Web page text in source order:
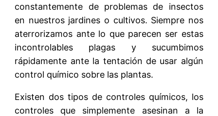
constantemente de problemas de insectos
en nuestros jardines o cultivos. Siempre nos
aterrorizamos ante lo que parecen ser estas
incontrolables plagas y sucumbimos
rápidamente ante la tentación de usar algún
control químico sobre las plantas.
Existen dos tipos de controles químicos, los
controles que simplemente asesinan a la